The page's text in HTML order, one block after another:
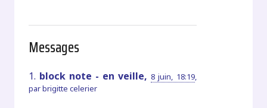
Messages
1. block note - en veille,8 juin, 18:19,
parbrigitte celerier